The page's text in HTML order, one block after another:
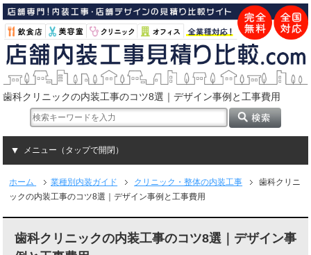
歯科クリニックの内装工事のコツ8選｜デザイン事例と工事費用
メニュー（タップで開閉）
ホーム 業種別内装ガイド クリニック・整体の内装工事
歯科クリニ
ックの内装工事のコツ8選｜デザイン事例と工事費用
歯科クリニックの内装工事のコツ8選｜デザイン事